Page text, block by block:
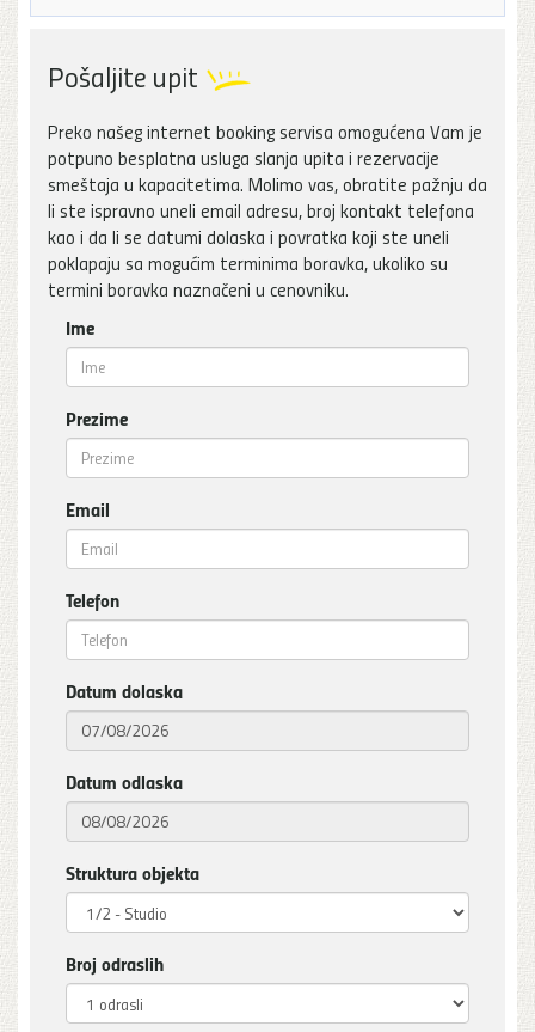
Pošaljite upit
Preko našeg internet booking servisa omogućena Vam je
potpuno besplatna usluga slanja upita i rezervacije
smeštaja u kapacitetima. Molimo vas, obratite pažnju da
li ste ispravno uneli email adresu, broj kontakt telefona
kao i da li se datumi dolaska i povratka koji ste uneli
poklapaju sa mogućim terminima boravka, ukoliko su
termini boravka naznačeni u cenovniku.
Ime
Prezime
Email
Telefon
Datum dolaska
Datum odlaska
Struktura objekta
Broj odraslih